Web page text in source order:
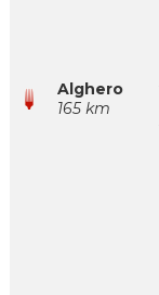
Alghero
165 km